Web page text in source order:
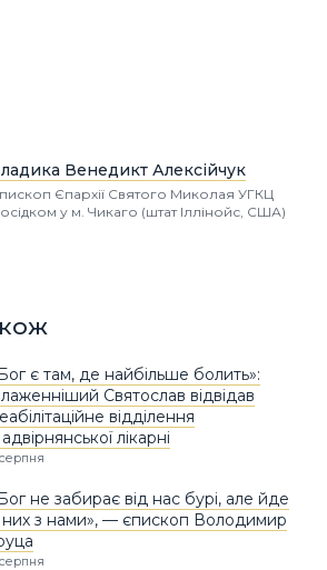
Венедикт Алексійчук
Єпархії Святого Миколая УГКЦ
у м. Чикаго (штат Іллінойс, США)
є там, де найбільше болить»:
Святослав відвідав
відділення
лікарні
не забирає від нас бурі, але йде
них з нами», — єпископ Володимир